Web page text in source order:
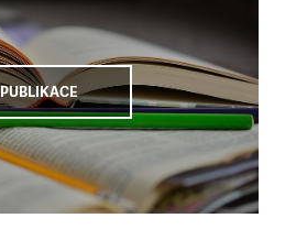
PUBLIKACE